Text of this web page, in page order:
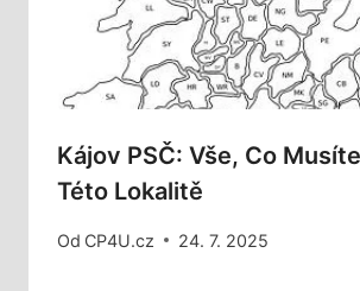
Kájov PSČ: Vše, Co
Této Lokalitě
Od CP4U.cz 24. 7. 2025